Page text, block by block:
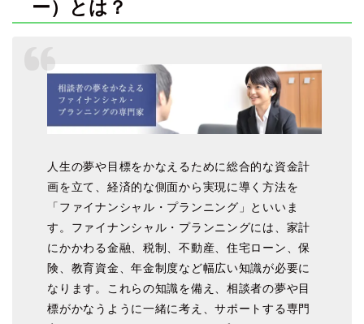
ー）とは？
人生の夢や目標をかなえるために総合的な資金計
画を立て、経済的な側面から実現に導く方法を
「ファイナンシャル・プランニング」といいま
す。ファイナンシャル・プランニングには、家計
にかかわる金融、税制、不動産、住宅ローン、保
険、教育資金、年金制度など幅広い知識が必要に
なります。これらの知識を備え、相談者の夢や目
標がかなうように一緒に考え、サポートする専門